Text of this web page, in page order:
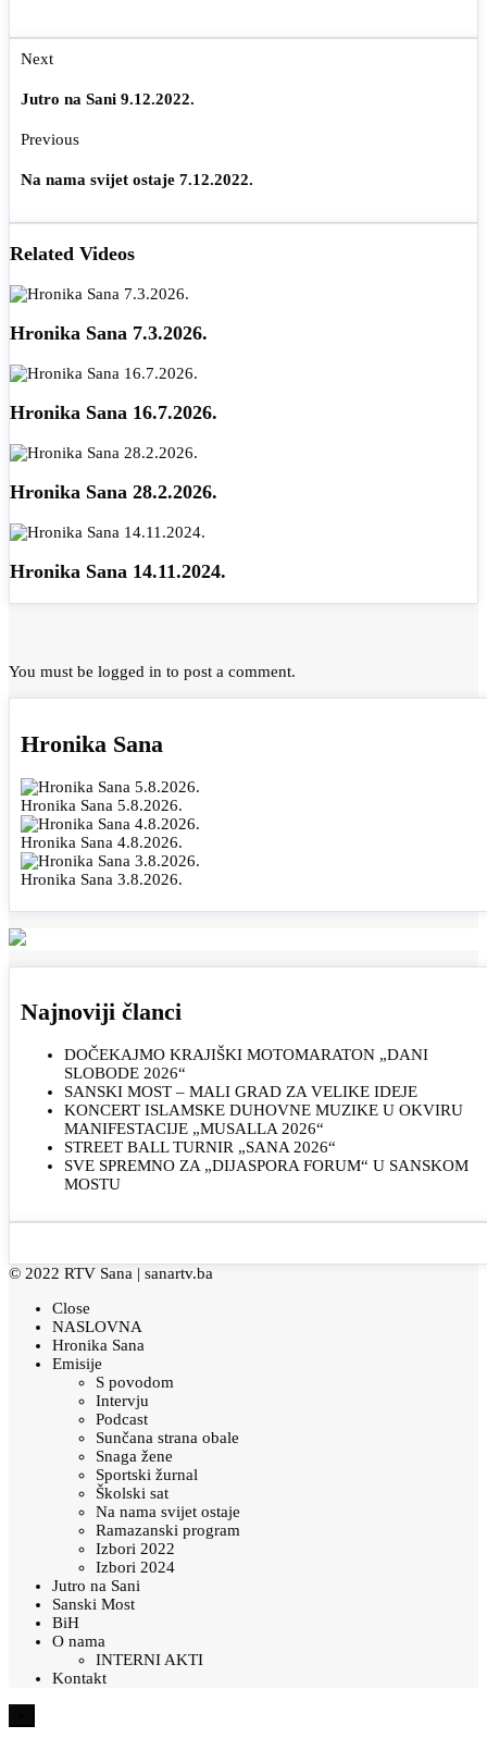
Next
Jutro na Sani 9.12.2022.
Previous
Na nama svijet ostaje 7.12.2022.
Related Videos
Hronika Sana 7.3.2026.
Hronika Sana 16.7.2026.
Hronika Sana 28.2.2026.
Hronika Sana 14.11.2024.
You must be logged in to post a comment.
Hronika Sana
Hronika Sana 5.8.2026.
Hronika Sana 4.8.2026.
Hronika Sana 3.8.2026.
Najnoviji članci
DOČEKAJMO KRAJIŠKI MOTOMARATON „DANI
SLOBODE 2026“
SANSKI MOST – MALI GRAD ZA VELIKE IDEJE
KONCERT ISLAMSKE DUHOVNE MUZIKE U OKVIRU
MANIFESTACIJE „MUSALLA 2026“
STREET BALL TURNIR „SANA 2026“
SVE SPREMNO ZA „DIJASPORA FORUM“ U SANSKOM
MOSTU
© 2022 RTV Sana | sanartv.ba
Close
NASLOVNA
Hronika Sana
Emisije
S povodom
Intervju
Podcast
Sunčana strana obale
Snaga žene
Sportski žurnal
Školski sat
Na nama svijet ostaje
Ramazanski program
Izbori 2022
Izbori 2024
Jutro na Sani
Sanski Most
BiH
O nama
INTERNI AKTI
Kontakt